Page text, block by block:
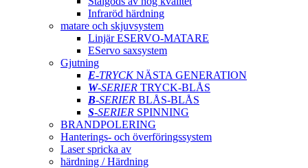
Infraröd härdning
matare och skjuvsystem
Linjär ESERVO-MATARE
EServo saxsystem
Gjutning
E-TRYCKNÄSTA GENERATION
W-SERIER TRYCK-BLÅS
B-SERIER BLÅS-BLÅS
S-SERIER SPINNING
BRANDPOLERING
Hanterings- och överföringssystem
Laser spricka av
härdning / Härdning